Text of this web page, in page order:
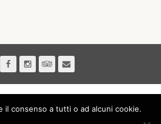
consenso a tutti o ad alcuni cookie.